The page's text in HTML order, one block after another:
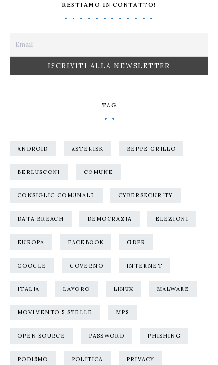
RESTIAMO IN CONTATTO!
TAG
ANDROID ASTERISK BEPPE GRILLO
BERLUSCONI COMUNE
CONSIGLIO COMUNALE CYBERSECURITY
DATA BREACH DEMOCRAZIA ELEZIONI
EUROPA FACEBOOK GDPR
GOOGLE GOVERNO INTERNET
ITALIA LAVORO LINUX MALWARE
MOVIMENTO 5 STELLE MPS
OPEN SOURCE PASSWORD PHISHING
PODISMO POLITICA PRIVACY